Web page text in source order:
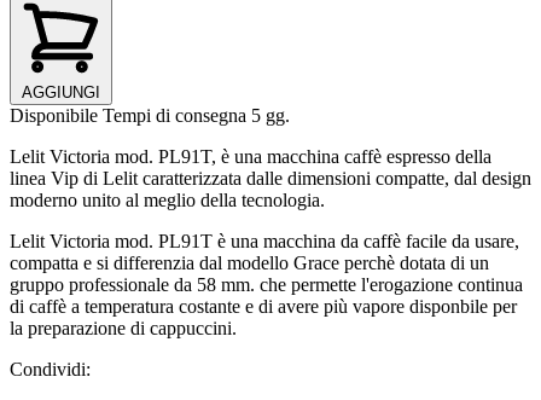
AGGIUNGI
Disponibile Tempi di consegna 5 gg.
Lelit Victoria mod. PL91T, è una macchina caffè espresso della
linea Vip di Lelit caratterizzata dalle dimensioni compatte, dal design
moderno unito al meglio della tecnologia.
Lelit Victoria mod. PL91T è una macchina da caffè facile da usare,
compatta e si differenzia dal modello Grace perchè dotata di un
gruppo professionale da 58 mm. che permette l'erogazione continua
di caffè a temperatura costante e di avere più vapore disponbile per
la preparazione di cappuccini.
Condividi: